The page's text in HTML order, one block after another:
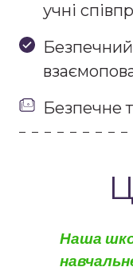
учні
Безпечний
Безпечне
Наша